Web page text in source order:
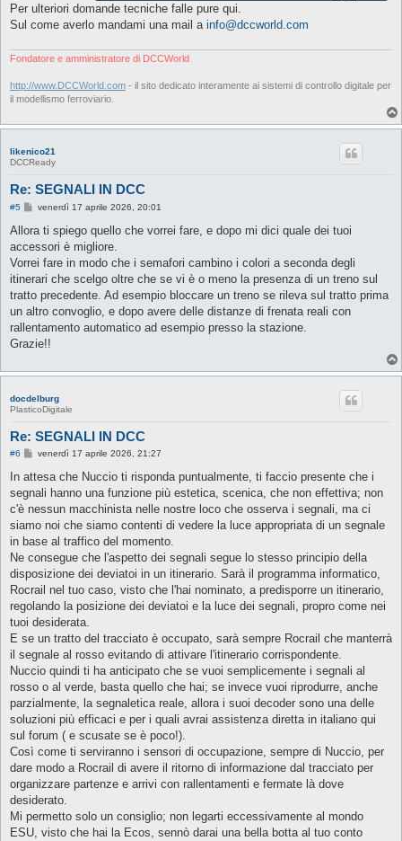
Per ulteriori domande tecniche falle pure qui.
Sul come averlo mandami una mail a info@dccworld.com
Fondatore e amministratore di DCCWorld
http://www.DCCWorld.com - il sito dedicato interamente ai sistemi di controllo digitale per
il modellismo ferroviario.
likenico21
DCCReady
Re: SEGNALI IN DCC
#5
M
s
a
g
i
o
venerdì 17 aprile 2026, 20:01
Allora ti spiego quello che vorrei fare, e dopo mi dici quale dei tuoi
accessori è migliore.
Vorrei fare in modo che i semafori cambino i colori a seconda degli
itinerari che scelgo oltre che se vi è o meno la presenza di un treno sul
tratto precedente. Ad esempio bloccare un treno se rileva sul tratto prima
un altro convoglio, e dopo avere delle distanze di frenata reali con
rallentamento automatico ad esempio presso la stazione.
Grazie!!
docdelburg
PlasticoDigitale
Re: SEGNALI IN DCC
#6
M
s
a
g
i
o
venerdì 17 aprile 2026, 21:27
In attesa che Nuccio ti risponda puntualmente, ti faccio presente che i
segnali hanno una funzione più estetica, scenica, che non effettiva; non
c'è nessun macchinista nelle nostre loco che osserva i segnali, ma ci
siamo noi che siamo contenti di vedere la luce appropriata di un segnale
in base al traffico del momento.
Ne consegue che l'aspetto dei segnali segue lo stesso principio della
disposizione dei deviatoi in un itinerario. Sarà il programma informatico,
Rocrail nel tuo caso, visto che l'hai nominato, a predisporre un itinerario,
regolando la posizione dei deviatoi e la luce dei segnali, propro come nei
tuoi desiderata.
E se un tratto del tracciato è occupato, sarà sempre Rocrail che manterrà
il segnale al rosso evitando di attivare l'itinerario corrispondente.
Nuccio quindi ti ha anticipato che se vuoi semplicemente i segnali al
rosso o al verde, basta quello che hai; se invece vuoi riprodurre, anche
parzialmente, la segnaletica reale, allora i suoi decoder sono una delle
soluzioni più efficaci e per i quali avrai assistenza diretta in italiano qui
sul forum ( e scusate se è poco!).
Così come ti serviranno i sensori di occupazione, sempre di Nuccio, per
dare modo a Rocrail di avere il ritorno di informazione dal tracciato per
organizzare partenze e arrivi con rallentamenti e fermate là dove
desiderato.
Mi permetto solo un consiglio; non legarti eccessivamente al mondo
ESU, visto che hai la Ecos, sennò darai una bella botta al tuo conto